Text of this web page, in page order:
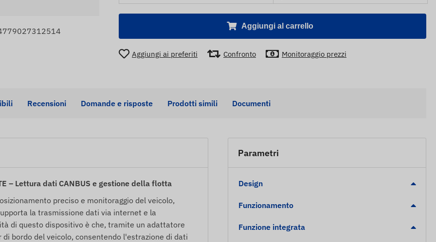
Aggiungi al carrello
Aggiungi ai preferiti Confronto Monitoraggio prezzi
Recensioni Domande e risposte Prodotti simili Documenti
– Lettura dati CANBUS e gestione della flotta
preciso e monitoraggio del veicolo,
la trasmissione dati via internet e la
di questo dispositivo è che, tramite un adattatore
bordo del veicolo, consentendo l'estrazione di dati
Parametri
Design
Funzionamento
Funzione integrata